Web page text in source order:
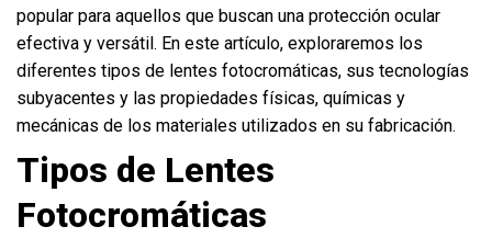
popular para aquellos que buscan una protección ocular
efectiva y versátil. En este artículo, exploraremos los
diferentes tipos de lentes fotocromáticas, sus tecnologías
subyacentes y las propiedades físicas, químicas y
mecánicas de los materiales utilizados en su fabricación.
Tipos de Lentes
Fotocromáticas